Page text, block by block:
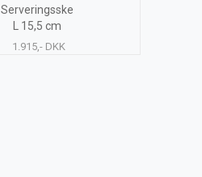
Serveringsske
L 15,5 cm
1.915,- DKK